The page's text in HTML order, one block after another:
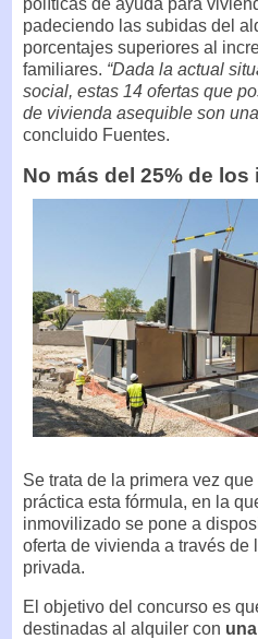
padeciendo las subidas del
porcentajes superiores al
familiares. “Dada la actual
social, estas 14 ofertas que
de vivienda asequible son
concluido Fuentes.
No más del 25% de los
Se trata de la primera vez
práctica esta fórmula, en la
inmovilizado se pone a
oferta de vivienda a través
privada.
El objetivo del concurso es
destinadas al alquiler con